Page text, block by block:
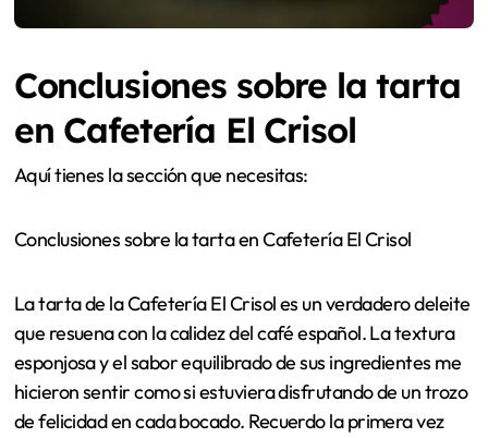
Conclusiones sobre la tarta
en Cafetería El Crisol
Aquí tienes la sección que necesitas:
Conclusiones sobre la tarta en Cafetería El Crisol
La tarta de la Cafetería El Crisol es un verdadero deleite
que resuena con la calidez del café español. La textura
esponjosa y el sabor equilibrado de sus ingredientes me
hicieron sentir como si estuviera disfrutando de un trozo
de felicidad en cada bocado. Recuerdo la primera vez